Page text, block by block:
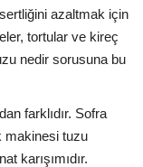
azaltmak için
tortular ve kireç
nedir sorusuna bu
farklıdır. Sofra
makinesi tuzu
karışımıdır.